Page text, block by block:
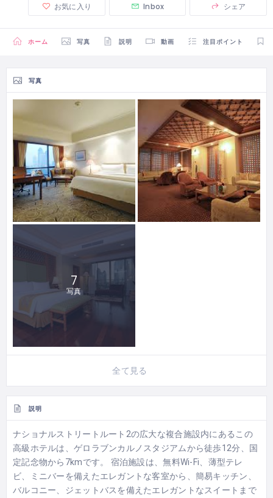
お気に入り Inbox シェア
ホーム 写真 説明 動画 注目ポイント
写真
7
写真
全て見る
説明
ナショナルストリートルート2の広大な複合施設内にあるこの
高級ホテルは、ゲロラブンカルノスタジアムから徒歩12分、国
定記念物から7kmです。 宿泊施設は、無料Wi-Fi、薄型テレ
ビ、ミニバーを備えたエレガントな客室から、簡易キッチン、
バルコニー、ジェットバスを備えたエレガントなスイートまで